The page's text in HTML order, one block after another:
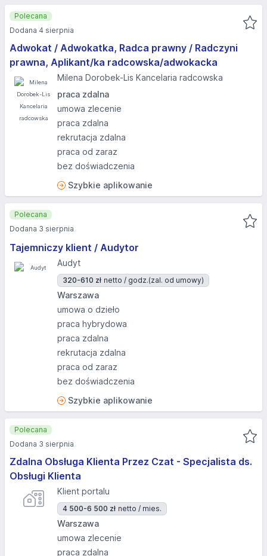
Adwokat / Adwokatka, Radca prawny / Radczyni
prawna, Aplikant/ka radcowska/adwokacka
Milena Dorobek-Lis Kancelaria radcowska
praca zdalna
umowa zlecenie
praca zdalna
rekrutacja zdalna
praca od zaraz
bez doświadczenia
Szybkie aplikowanie
Polecana
Dodana 4 sierpnia
Tajemniczy klient / Audytor
Audyt
320-610 zł netto / godz.(zal. od umowy)
Warszawa
umowa o dzieło
praca hybrydowa
praca zdalna
rekrutacja zdalna
praca od zaraz
bez doświadczenia
Szybkie aplikowanie
Polecana
Dodana 3 sierpnia
Zdalna Obsługa Klienta Przez Czat - Specjalista ds.
Obsługi Klienta
Klient portalu
4 500-6 500 zł netto / mies.
Warszawa
umowa zlecenie
praca zdalna
Polecana
Dodana 3 sierpnia